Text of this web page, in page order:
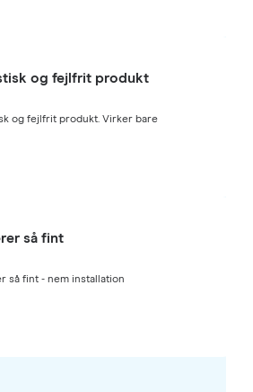
og fejlfrit produkt
og fejlfrit produkt. Virker bare
så fint
så fint - nem installation